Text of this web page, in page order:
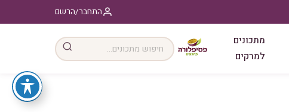
התחבר/הרשם
מתכונים
למרקים